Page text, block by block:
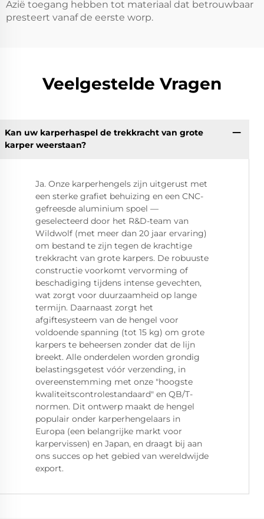
Azië toegang hebben tot materiaal dat betrouwbaar
presteert vanaf de eerste worp.
Veelgestelde Vragen
Kan uw karperhaspel de trekkracht van grote
karper weerstaan?
Ja. Onze karperhengels zijn uitgerust met
een sterke grafiet behuizing en een CNC-
gefreesde aluminium spoel —
geselecteerd door het R&D-team van
Wildwolf (met meer dan 20 jaar ervaring)
om bestand te zijn tegen de krachtige
trekkracht van grote karpers. De robuuste
constructie voorkomt vervorming of
beschadiging tijdens intense gevechten,
wat zorgt voor duurzaamheid op lange
termijn. Daarnaast zorgt het
afgiftesysteem van de hengel voor
voldoende spanning (tot 15 kg) om grote
karpers te beheersen zonder dat de lijn
breekt. Alle onderdelen worden grondig
belastingsgetest vóór verzending, in
overeenstemming met onze "hoogste
kwaliteitscontrolestandaard" en QB/T-
normen. Dit ontwerp maakt de hengel
populair onder karperhengelaars in
Europa (een belangrijke markt voor
karpervissen) en Japan, en draagt bij aan
ons succes op het gebied van wereldwijde
export.